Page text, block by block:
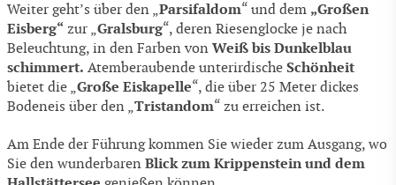
Weiter geht’s über den „Parsifaldom“ und dem „Großen
Eisberg“ zur „Gralsburg“, deren Riesenglocke je nach
Beleuchtung, in den Farben von Weiß bis Dunkelblau
schimmert. Atemberaubende unterirdische Schönheit
bietet die „Große Eiskapelle“, die über 25 Meter dickes
Bodeneis über den „Tristandom“ zu erreichen ist.
Am Ende der Führung kommen Sie wieder zum Ausgang, wo
Sie den wunderbaren Blick zum Krippenstein und dem